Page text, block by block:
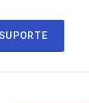
SUPORTE